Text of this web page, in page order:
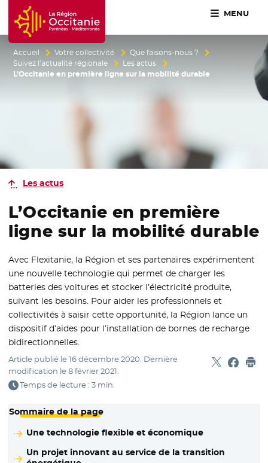
Accueil Région Occitanie / Pyrénées-Méditerranée
MENU
Accueil Votre collectivité
Que faisons-nous ?
Suivez l’actualité régionale
Les actus
L’Occitanie en première ligne sur la mobilité durable
Les actus
L’Occitanie en première
ligne sur la mobilité durable
Avec Flexitanie, la Région et ses partenaires expérimentent
une nouvelle technologie qui permet de charger les
batteries des voitures et stocker l’électricité produite,
suivant les besoins. Pour aider les professionnels et
collectivités à saisir cette opportunité, la Région lance un
dispositif d’aides pour l’installation de bornes de recharge
bidirectionnelles.
Article publié le16 décembre 2020. Dernière
modification le8 février 2021.
Temps de lecture : 3 min.
Partager
- Nouvelle
-
Sommaire de la page
Une technologie flexible et économique
Un projet innovant au service de la transition